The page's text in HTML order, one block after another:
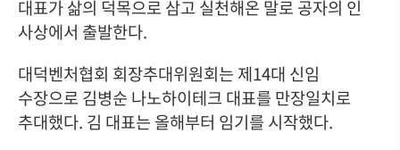
대표가 삶의 덕목으로 삼고 실천해온 말로 공자의 인
사상에서 출발한다.
대덕벤처협회 회장추대위원회는 제14대 신임
수장으로 김병순 나노하이테크 대표를 만장일치로
추대했다. 김 대표는 올해부터 임기를 시작했다.